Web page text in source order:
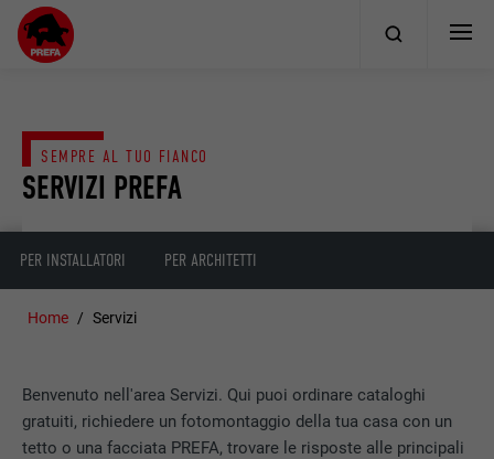
SERVIZI PREFA
SEMPRE AL TUO FIANCO
PER INSTALLATORI PER ARCHITETTI
Home Servizi
Benvenuto nell'area Servizi. Qui puoi ordinare cataloghi
gratuiti, richiedere un fotomontaggio della tua casa con un
tetto o una facciata PREFA, trovare le risposte alle principali